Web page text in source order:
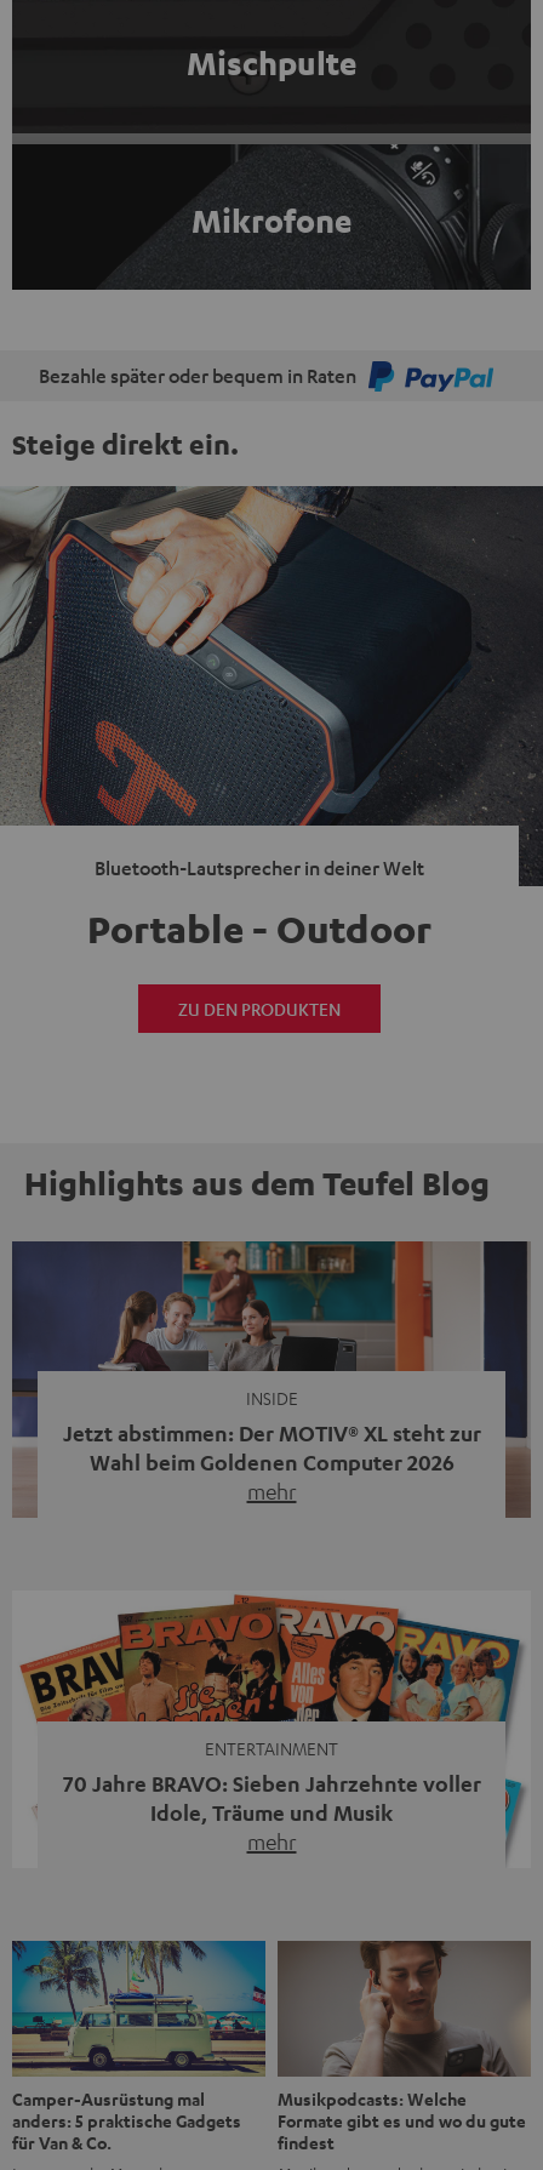
Mischpulte
Mikrofone
Bezahle später oder bequem in Raten
Steige direkt ein.
Bluetooth-Lautsprecher in deiner Welt
Portable - Outdoor
ZU DEN PRODUKTEN
Highlights aus dem Teufel Blog
INSIDE
Jetzt abstimmen: Der MOTIV® XL steht zur
Wahl beim Goldenen Computer 2026
mehr
Streaming-System vereint hochwertige HiFi-Technik,
moderne Streaming-Funktionen und hohe Flexibilität in
einem einzigen Gerät – und zeigt, dass man für großen
Sound heute keine klassische HiFi-Anlage mehr braucht.
ENTERTAINMENT
70 Jahre BRAVO: Sieben Jahrzehnte voller
Idole, Träume und Musik
mehr
1956 begleitet das Magazin Jugendliche durch Rock und
Pop, kleine Schwärmereien und große Fragen. Zum 70.
Jubiläum werfen wir einen Blick zurück. Vom Filmheft zur
Jugendmarke: Wie die BRAVO ihren Ton fand Als die […]
Camper-Ausrüstung mal
anders: 5 praktische Gadgets
für Van & Co.
Musikpodcasts: Welche
Formate gibt es und wo du gute
findest